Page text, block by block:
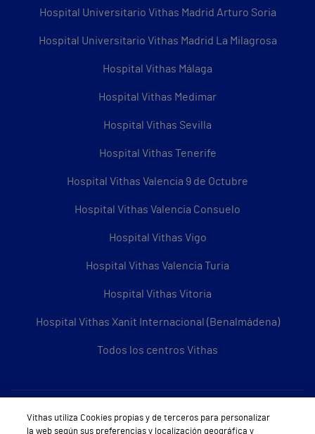
Hospital Universitario Vithas Madrid Arturo Soria
Hospital Universitario Vithas Madrid La Milagrosa
Hospital Vithas Málaga
Hospital Vithas Medimar
Hospital Vithas Sevilla
Hospital Vithas Tenerife
Hospital Vithas Valencia 9 de Octubre
Hospital Vithas Valencia Consuelo
Hospital Vithas Vigo
Hospital Vithas Valencia Turia
Hospital Vithas Vitoria
Hospital Vithas Xanit Internacional (Benalmádena)
Todos los centros Vithas
Sobre Vithas
Vithas utiliza Cookies propias y de terceros para personalizar
la web según sus preferencias y localización geográfica y